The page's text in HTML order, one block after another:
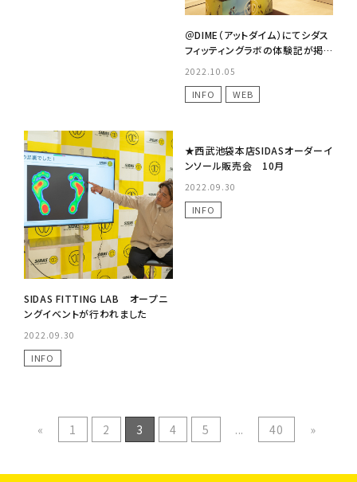
＠DIME（アットダイム）にてシダス
フィッティングラボの体験記が掲
2022.10.05
INFO WEB
SIDAS FITTING LAB オープニ
ングイベントが行われました
2022.09.30
INFO
★西武池袋本店SIDASオーダーイ
ンソール販売会 10月
2022.09.30
INFO
« 1 2 3 4 5 ... 40 »